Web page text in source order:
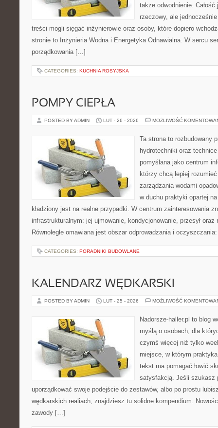
także odwodnienie.
rzeczowy, ale
treści mogli sięgać inżynierowie oraz osoby, które dopiero
stronie to Inżynieria Wodna i Energetyka Odnawialna. W sercu
porządkowania […]
CATEGORIES: KUCHNIA ROSYJSKA
POMPY CIEPŁA
POSTED BY ADMIN LUT - 26 - 2026 MOŻLIWOŚĆ
Ta strona to rozbudowany
hydrotechniki oraz
pomyślana jako centrum
którzy chcą lepiej
zarządzania wodami
w duchu praktyki opartej
kładziony jest na realne przypadki. W centrum zainteresowania
infrastrukturalnym: jej ujmowanie, kondycjonowanie, przesył oraz
Równolegle omawiana jest obszar odprowadzania i
CATEGORIES: PORADNIKI BUDOWLANE
KALENDARZ WĘDKARSKI
POSTED BY ADMIN LUT - 25 - 2026 MOŻLIWOŚĆ
Nadorsze-haller.pl to blog
myślą o osobach, dla
czymś więcej niż tylko
miejsce, w którym
tekst ma pomagać łowić
satysfakcją. Jeśli szukasz
uporządkować swoje podejście do zestawów, albo po prostu
wędkarskich realiach, znajdziesz tu solidne kompendium.
zawody […]